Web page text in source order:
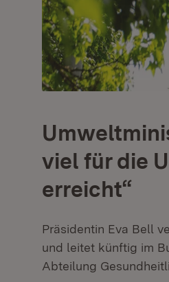
viel für die
erreicht“
Präsidentin Eva Bell
und leitet künftig im
Abteilung